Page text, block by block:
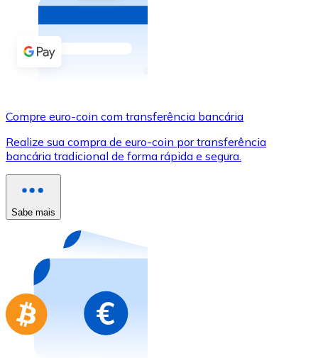
Comprar com dinheiro
Transferência SEPA
Use cartões Visa e Mastercard para comprar
Comprar com cartão
Compre cartões-presente das suas marcas favoritas
Ir para a loja de cartões-presente
Compre euro-coin com transferência bancária
Realize sua compra de euro-coin por transferência
bancária tradicional de forma rápida e segura.
Sabe mais